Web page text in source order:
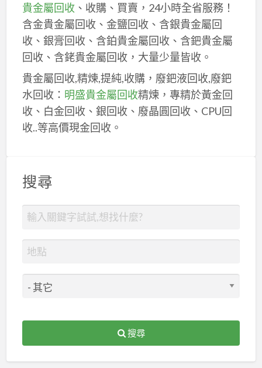
貴金屬回收、收購、買賣，24小時全省服務！
含金貴金屬回收、金鹽回收、含銀貴金屬回
收、銀膏回收、含鉑貴金屬回收、含鈀貴金屬
回收、含銠貴金屬回收，大量少量皆收。
貴金屬回收,精煉,提純,收購，廢鈀液回收,廢鈀
水回收： 明盛貴金屬回收精煉，專精於黃金回
收、白金回收、銀回收、廢晶圓回收、CPU回
收..等高價現金回收。
搜尋
搜尋